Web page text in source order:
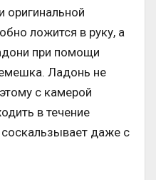
оригинальной
ложится в руку, а
при помощи
Ладонь не
с камерой
в течение
даже с